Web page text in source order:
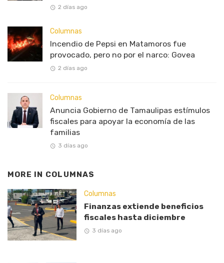
2 días ago
Columnas
Incendio de Pepsi en Matamoros fue
provocado, pero no por el narco: Govea
2 días ago
Columnas
Anuncia Gobierno de Tamaulipas estímulos
fiscales para apoyar la economía de las
familias
3 días ago
MORE IN COLUMNAS
Columnas
Finanzas extiende beneficios
fiscales hasta diciembre
3 días ago